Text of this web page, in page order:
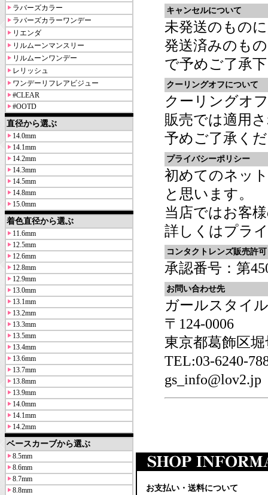
ラバーズカラー
ラバーズカラーワンデー
リエンダ
リルムーンマンスリー
リルムーンワンデー
レリッシュ
ワンデーリフレアビジュー
#CLEAR
#OOTD
直径から選ぶ
14.0mm
14.1mm
14.2mm
14.3mm
14.5mm
14.8mm
15.0mm
着色直径から選ぶ
11.6mm
12.5mm
12.6mm
12.8mm
12.9mm
13.0mm
13.1mm
13.2mm
13.3mm
13.5mm
13.4mm
13.6mm
13.7mm
13.8mm
13.9mm
14.0mm
14.1mm
14.2mm
ベースカーブから選ぶ
8.5mm
8.6mm
8.7mm
8.8mm
キャンセルについて
未発送のもの
発送済みのも
で予めご了承
クーリングオフについて
クーリングオ
販売では適用
予めご了承く
プライバシーポリシー
初めてのネッ
と思います。
当店ではお客
詳しくはプラ
コンタクトレンズ販売許可
承認番号：第
お問い合わせ先
ガールスタイ
〒124-0006
東京都葛飾区堀
TEL:03-6240-
gs_info@lov2.jp
お支払い・送料について